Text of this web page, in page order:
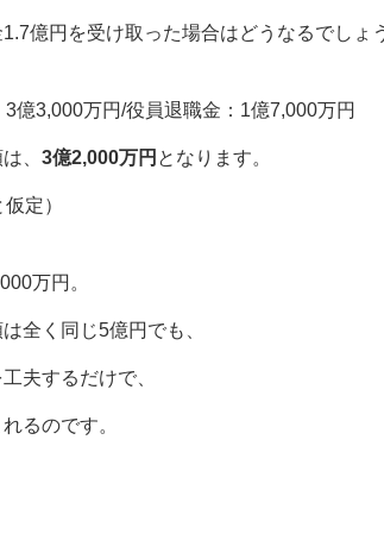
億円を受け取った場合はどうなるでしょ
億3,000万円/役員退職金：1億7,000万円
、 3億2,000万円 となります。
定）
万円。
全く同じ5億円でも、
夫するだけで、
るのです。